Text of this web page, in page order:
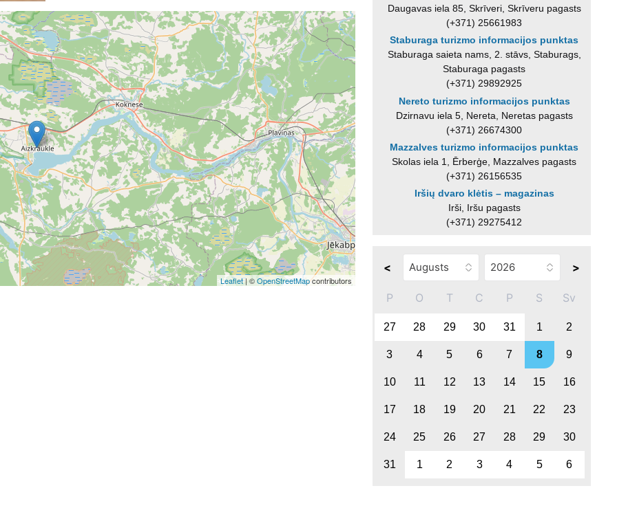
Leaflet| ©OpenStreetMapcontributors
Daugavas iela 85, Skrīveri, Skrīveru pagasts
(+371) 25661983
Staburaga turizmo informacijos punktas
Staburaga saieta nams, 2. stāvs, Staburags,
Staburaga pagasts
(+371) 29892925
Nereto turizmo informacijos punktas
Dzirnavu iela 5, Nereta, Neretas pagasts
(+371) 26674300
Mazzalves turizmo informacijos punktas
Skolas iela 1, Ērberģe, Mazzalves pagasts
(+371) 26156535
Iršių dvaro klėtis – magazinas
Irši, Iršu pagasts
(+371) 29275412
< >
P O T C P S Sv
27 28 29 30 31 1 2
3 4 5 6 7 8 9
10 11 12 13 14 15 16
17 18 19 20 21 22 23
24 25 26 27 28 29 30
31 1 2 3 4 5 6